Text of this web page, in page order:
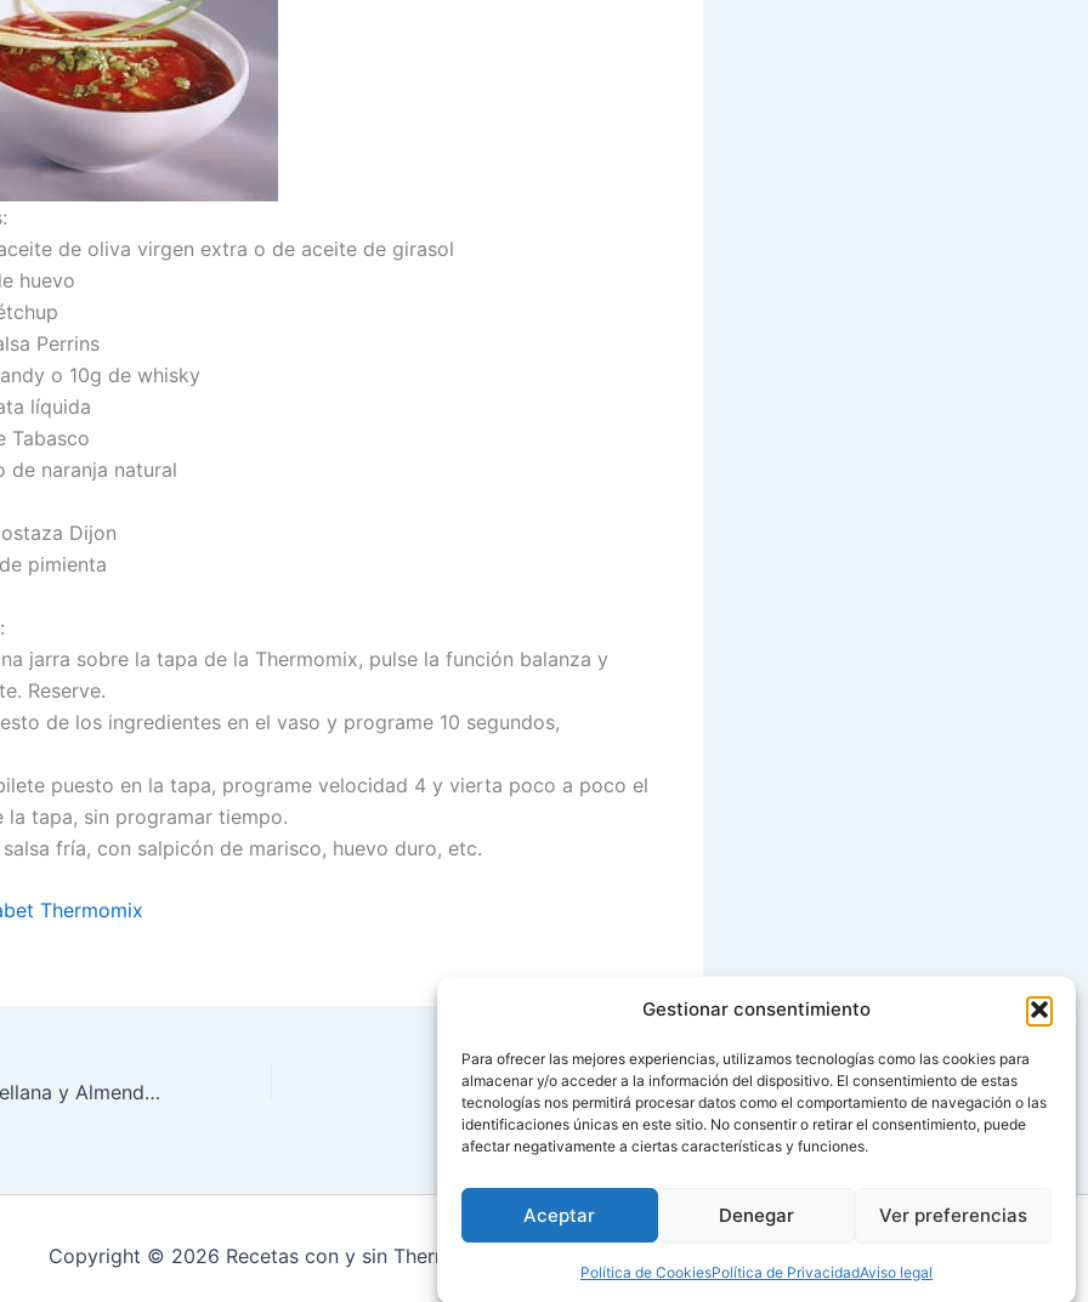
Gestionar consentimiento
Para ofrecer las mejores experiencias, utilizamos tecnologías como las cookies para
almacenar y/o acceder a la información del dispositivo. El consentimiento de estas
tecnologías nos permitirá procesar datos como el comportamiento de navegación o las
identificaciones únicas en este sitio. No consentir o retirar el consentimiento, puede
afectar negativamente a ciertas características y funciones.
Aceptar Denegar Ver preferencias
Política de CookiesPolítica de PrivacidadAviso legal
de oliva virgen extra o de aceite de girasol
huevo
Perrins
o 10g de whisky
líquida
Tabasco
de naranja natural
Dijon
pimienta
jarra sobre la tapa de la Thermomix, pulse la función balanza y
Reserve.
de los ingredientes en el vaso y programe 10 segundos,
puesto en la tapa, programe velocidad 4 y vierta poco a poco el
la tapa, sin programar tiempo.
fría, con salpicón de marisco, huevo duro, etc.
Thermomix
Bombones de Avellana y Almendra Thermomix®
SIGUIENTE
Receta de Crema de Berros
Copyright © 2026 Recetas con y sin Thermomix